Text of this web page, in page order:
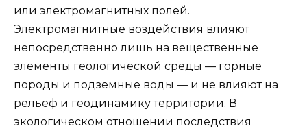
или электро­магнитных полей.
Электромагнитные воздействия влияют
непосредственно лишь на вещественные
элементы геологической среды — горные
породы и подземные воды — и не влияют на
рельеф и геодинамику территории. В
экологическом отно­шении последствия